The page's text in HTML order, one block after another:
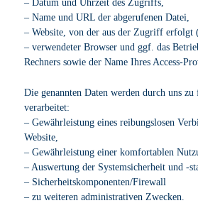
– Datum und Uhrzeit des Zugriffs,
– Name und URL der abgerufenen Datei,
– Website, von der aus der Zugriff erfolgt
– verwendeter Browser und ggf. das
Rechners sowie der Name Ihres Access-
Die genannten Daten werden durch uns zu
verarbeitet:
– Gewährleistung eines reibungslosen
Website,
– Gewährleistung einer komfortablen
– Auswertung der Systemsicherheit und -
– Sicherheitskomponenten/Firewall
– zu weiteren administrativen Zwecken.